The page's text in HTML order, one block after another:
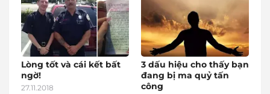
Lòng tốt và cái kết bất
ngờ!
27.11.2018
3 dấu hiệu cho thấy bạn
đang bị ma quỷ tấn
công